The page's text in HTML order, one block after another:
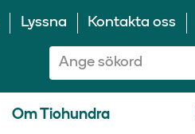
Lyssna Kontakta oss
Sök på 10100:
sökförslag
Om Tiohundra